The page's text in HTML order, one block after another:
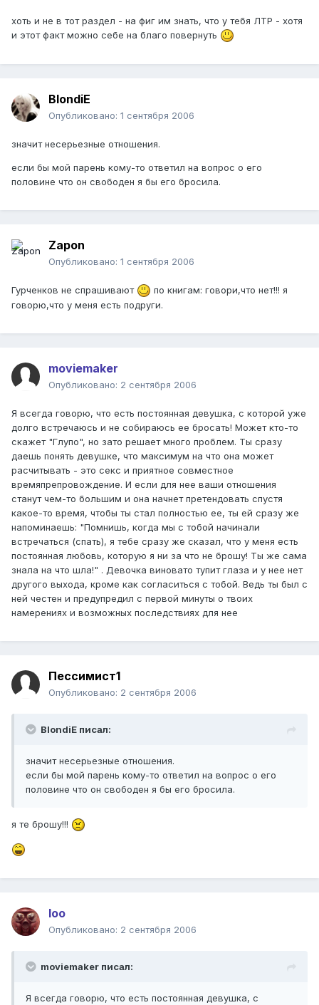
хоть и не в тот раздел - на фиг им знать, что у тебя ЛТР - хотя
и этот факт можно себе на благо повернуть
BlondiE
Опубликовано: 1 сентября 2006
значит несерьезные отношения.
если бы мой парень кому-то ответил на вопрос о его
половине что он свободен я бы его бросила.
Zapon
Опубликовано: 1 сентября 2006
Гурченков не спрашивают
по книгам: говори,что нет!!! я
говорю,что у меня есть подруги.
moviemaker
Опубликовано: 2 сентября 2006
Я всегда говорю, что есть постоянная девушка, с которой уже
долго встречаюсь и не собираюсь ее бросать! Может кто-то
скажет "Глупо", но зато решает много проблем. Ты сразу
даешь понять девушке, что максимум на что она может
расчитывать - это секс и приятное совместное
времяпрепровождение. И если для нее ваши отношения
станут чем-то большим и она начнет претендовать спустя
какое-то время, чтобы ты стал полностью ее, ты ей сразу же
напоминаешь: "Помнишь, когда мы с тобой начинали
встречаться (спать), я тебе сразу же сказал, что у меня есть
постоянная любовь, которую я ни за что не брошу! Ты же сама
знала на что шла!" . Девочка виновато тупит глаза и у нее нет
другого выхода, кроме как согласиться с тобой. Ведь ты был с
ней честен и предупредил с первой минуты о твоих
намерениях и возможных последствиях для нее
Пессимист1
Опубликовано: 2 сентября 2006
BlondiE писал:
значит несерьезные отношения.
если бы мой парень кому-то ответил на вопрос о его
половине что он свободен я бы его бросила.
я те брошу!!!
loo
Опубликовано: 2 сентября 2006
moviemaker писал:
Я всегда говорю, что есть постоянная девушка, с